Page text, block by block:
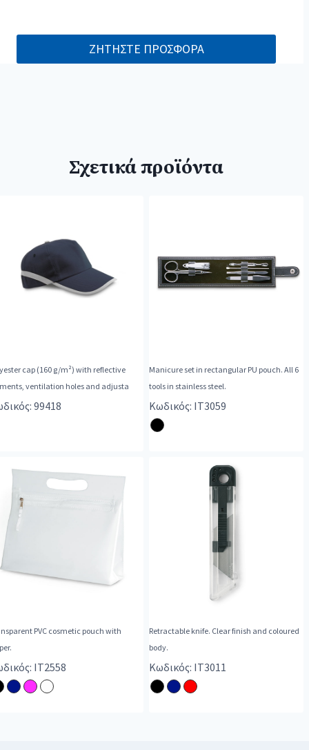
ΖΗΤΗΣΤΕ ΠΡΟΣΦΟΡΑ
Σχετικά προϊόντα
cap (160 g/m²) with reflective
ventilation holes and adjusta
99418
Manicure set in rectangular PU pouch. All 6
tools in stainless steel.
Κωδικός: IT3059
PVC cosmetic pouch with
IT2558
Retractable knife. Clear finish and coloured
body.
Κωδικός: IT3011